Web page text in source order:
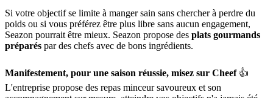
Si votre objectif se limite à manger sain sans chercher à perdre du
poids ou si vous préférez être plus libre sans aucun engagement,
Seazon pourrait être mieux. Seazon propose des plats gourmands
préparés par des chefs avec de bons ingrédients.
Manifestement, pour une saison réussie, misez sur Cheef👍
L'entreprise propose des repas minceur savoureux et son